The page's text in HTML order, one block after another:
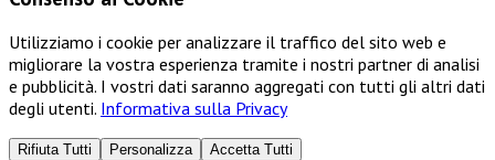
Utilizziamo i cookie per analizzare il traffico del sito web e
migliorare la vostra esperienza tramite i nostri partner di analisi
e pubblicità. I vostri dati saranno aggregati con tutti gli altri dati
degli utenti. Informativa sulla Privacy
Rifiuta Tutti Personalizza Accetta Tutti